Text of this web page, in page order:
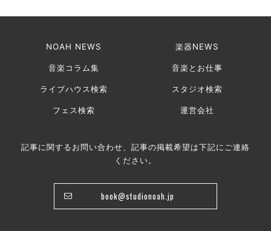
NOAH NEWS 楽器NEWS
音楽コラム集 音楽とお仕事
ライブハウス検索 スタジオ検索
フェス検索 運営会社
記事に関するお問い合わせ、記事の掲載希望は下記にご連絡
ください。
book@studionoah.jp